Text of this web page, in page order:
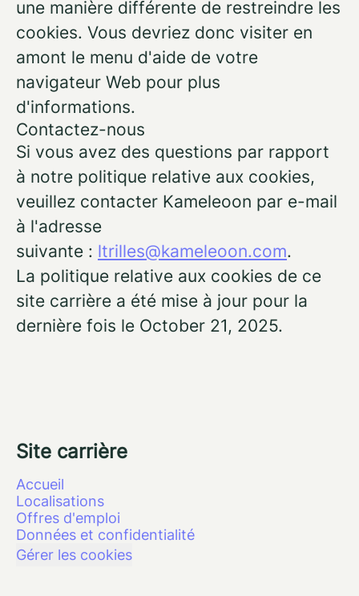
une manière différente de restreindre les
cookies. Vous devriez donc visiter en
amont le menu d'aide de votre
navigateur Web pour plus
d'informations.
Contactez-nous
Si vous avez des questions par rapport
à notre politique relative aux cookies,
veuillez contacter Kameleoon par e-mail
à l'adresse
suivante : ltrilles@kameleoon.com.
La politique relative aux cookies de ce
site carrière a été mise à jour pour la
dernière fois le October 21, 2025.
Site carrière
Accueil
Localisations
Offres d'emploi
Données et confidentialité
Gérer les cookies